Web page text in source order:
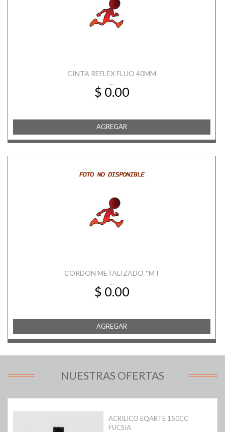
CINTA REFLEX FLUO 40MM
...
$ 0.00
AGREGAR
CORDON METALIZADO *MT
...
$ 0.00
AGREGAR
NUESTRAS OFERTAS
ACRILICO EQARTE 150CC
FUCSIA